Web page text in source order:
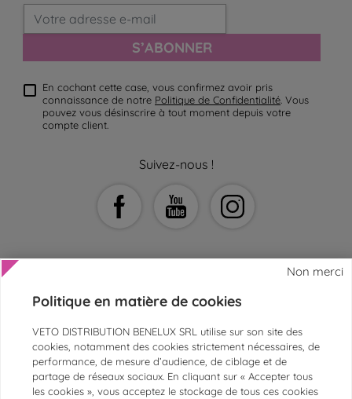
S’ABONNER
En cochant cette case, vous confirmez avoir pris
connaissance de notre Politique de Confidentialité . Vous
pouvez vous désinscrire à tout moment depuis votre
compte client.
Suivez-nous !
AIDE ET CONTACT
SERVICE CLIENTS
ESPACE ASV ET VÉTÉRINAIRES
PAIEMENTS SÉCURISÉS
Non merci
Politique en matière de cookies
VETO DISTRIBUTION BENELUX SRL utilise sur son site des
cookies, notamment des cookies strictement nécessaires, de
performance, de mesure d’audience, de ciblage et de
partage de réseaux sociaux. En cliquant sur « Accepter tous
les cookies », vous acceptez le stockage de tous ces cookies